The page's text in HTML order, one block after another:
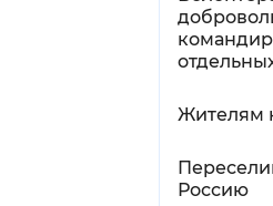
Жителям
Россию